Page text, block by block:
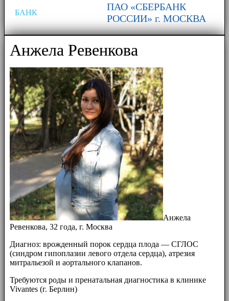
БАНК
ПАО «СБЕРБАНК
РОССИИ» г. МОСКВА
Анжела Ревенкова
Анжела
Ревенкова, 32 года, г. Москва
Диагноз: врожденный порок сердца плода — СГЛОС
(синдром гипоплазии левого отдела сердца), атрезия
митральезой и аортального клапанов.
Требуются роды и пренатальная диагностика в клинике
Vivantes (г. Берлин)